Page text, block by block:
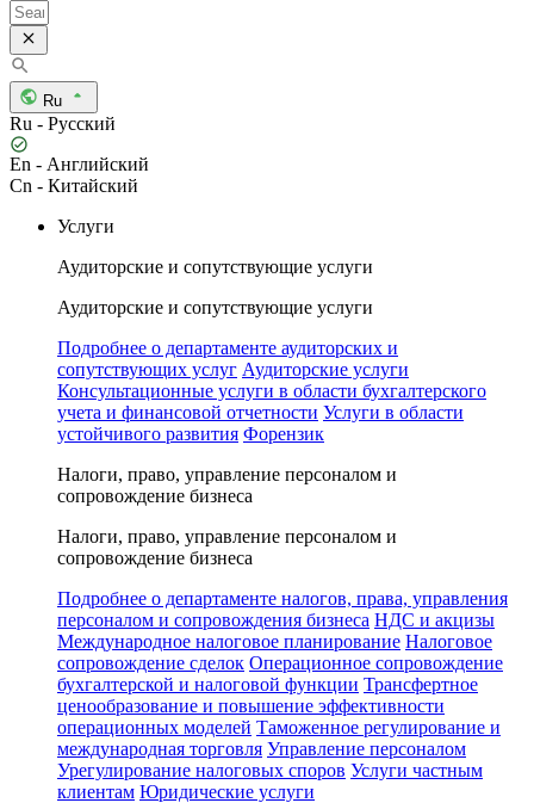
Ru
Ru - Русский
En - Английский
Cn - Китайский
Услуги
Аудиторские и сопутствующие услуги
Аудиторские и сопутствующие услуги
Подробнее о департаменте аудиторских и
сопутствующих услуг Аудиторские услуги
Консультационные услуги в области бухгалтерского
учета и финансовой отчетности Услуги в области
устойчивого развития Форензик
Налоги, право, управление персоналом и
сопровождение бизнеса
Налоги, право, управление персоналом и
сопровождение бизнеса
Подробнее о департаменте налогов, права, управления
персоналом и сопровождения бизнеса НДС и акцизы
Международное налоговое планирование Налоговое
сопровождение сделок Операционное сопровождение
бухгалтерской и налоговой функции Трансфертное
ценообразование и повышение эффективности
операционных моделей Таможенное регулирование и
международная торговля Управление персоналом
Урегулирование налоговых споров Услуги частным
клиентам Юридические услуги